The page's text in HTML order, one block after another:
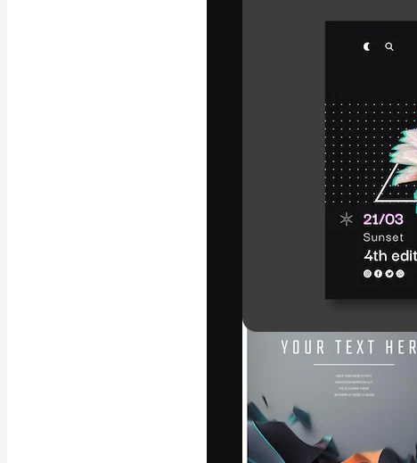
Креативная
ваших лучших
подписчиков
предприятий,
Pусский